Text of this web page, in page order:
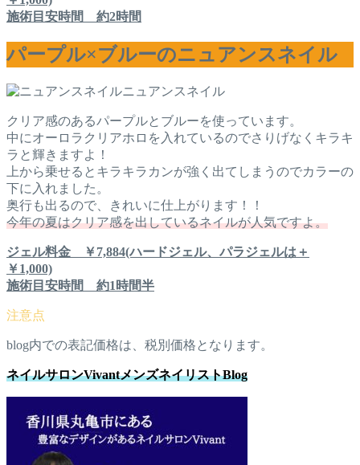
施術目安時間 約2時間
パープル×ブルーのニュアンスネイル
ニュアンスネイル
クリア感のあるパープルとブルーを使っています。
中にオーロラクリアホロを入れているのでさりげなくキラキ
ラと輝きますよ！
上から乗せるとキラキラカンが強く出てしまうのでカラーの
下に入れました。
奥行も出るので、きれいに仕上がります！！
今年の夏はクリア感を出しているネイルが人気ですよ。
ジェル料金 ￥7,884(ハードジェル、パラジェルは＋
￥1,000)
施術目安時間 約1時間半
blog内での表記価格は、税別価格となります。
ネイルサロンVivantメンズネイリストBlog